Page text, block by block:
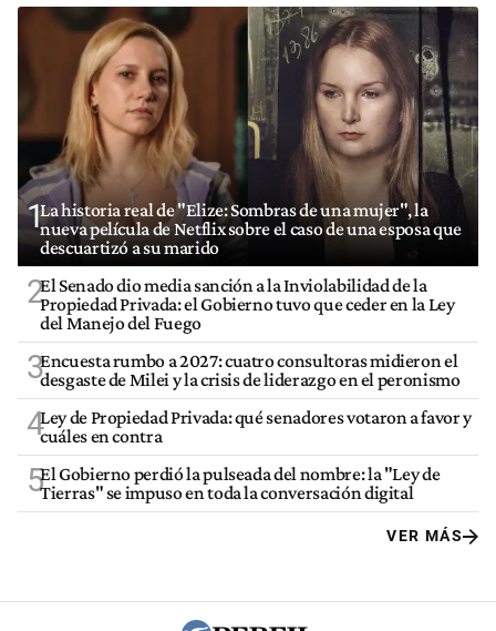
1La historia real de "Elize: Sombras de una mujer", la
nueva película de Netflix sobre el caso de una esposa que
descuartizó a su marido
2El Senado dio media sanción a la Inviolabilidad de la
Propiedad Privada: el Gobierno tuvo que ceder en la Ley
del Manejo del Fuego
3Encuesta rumbo a 2027: cuatro consultoras midieron el
desgaste de Milei y la crisis de liderazgo en el peronismo
4Ley de Propiedad Privada: qué senadores votaron a favor y
cuáles en contra
5El Gobierno perdió la pulseada del nombre: la "Ley de
Tierras" se impuso en toda la conversación digital
VER MÁS